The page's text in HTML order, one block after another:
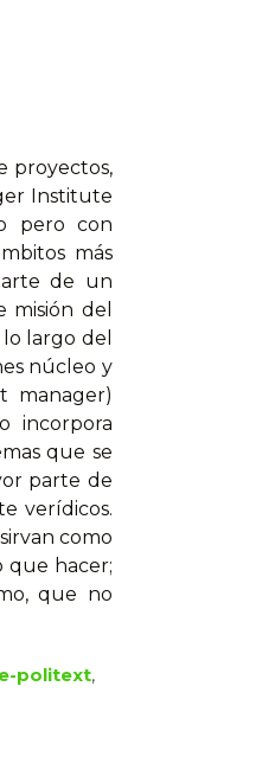
proyectos,
Institute
pero con
más
de un
del
largo del
núcleo y
manager)
incorpora
que se
parte de
verídicos.
como
que hacer;
que no
e-politext,